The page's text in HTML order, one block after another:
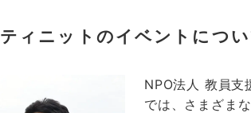
ティニットのイベントにつ
NPO法人 教員支
では、さまざま